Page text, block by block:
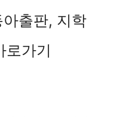
출판, 지학
가기